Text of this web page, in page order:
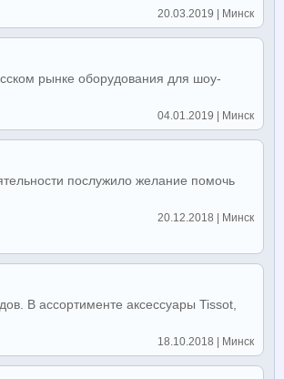
20.03.2019 | Минск
рынке оборудования для шоу-
04.01.2019 | Минск
послужило желание помочь
20.12.2018 | Минск
В ассортименте аксессуары Tissot,
18.10.2018 | Минск